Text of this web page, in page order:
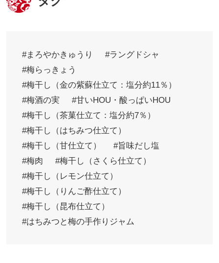
まろやかきゅうり
ラングドシャ
梅らっきょう
梅干し（金の紫蘇仕立て：塩分約11％）
梅酒の実
甘いHOU・酸っぱいHOU
梅干し（茶菓仕立て：塩分約7％）
梅干し（はちみつ仕立て）
梅干し（甘仕立て）
旨味だし塩
梅肉
梅干し（さくら仕立て）
梅干し（レモン仕立て）
梅干し（りんご酢仕立て）
梅干し（昆布仕立て）
はちみつと梅の手作りジャム